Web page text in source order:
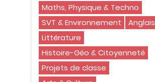
Maths, Physique & Techno
SVT & Environnement
Anglais
Littérature
Histoire-Géo & Citoyenneté
Projets de classe